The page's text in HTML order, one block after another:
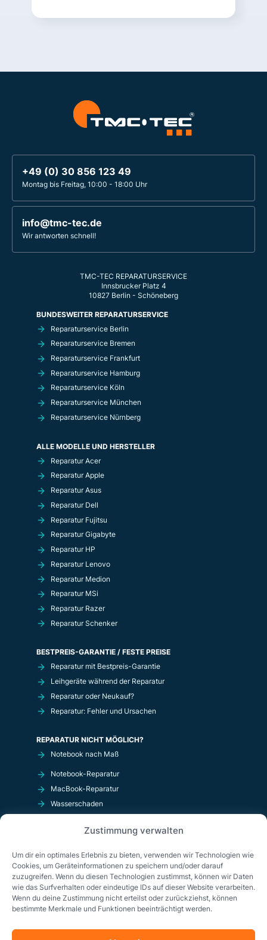
Zustimmung verwalten
Um dir ein optimales Erlebnis zu bieten, verwenden wir Technologien wie
Cookies, um Geräteinformationen zu speichern und/oder darauf
zuzugreifen. Wenn du diesen Technologien zustimmst, können wir Daten
wie das Surfverhalten oder eindeutige IDs auf dieser Website verarbeiten.
Wenn du deine Zustimmung nicht erteilst oder zurückziehst, können
bestimmte Merkmale und Funktionen beeinträchtigt werden.
+49 (0) 30 856 123 49
Montag bis Freitag, 10:00 - 18:00 Uhr
info@tmc-tec.de
Wir antworten schnell!
TMC-TEC REPARATURSERVICE
Innsbrucker Platz 4
10827 Berlin - Schöneberg
BUNDESWEITER REPARATURSERVICE
Reparaturservice Berlin
Reparaturservice Bremen
Reparaturservice Frankfurt
Reparaturservice Hamburg
Reparaturservice Köln
Reparaturservice München
Reparaturservice Nürnberg
ALLE MODELLE UND HERSTELLER
Reparatur Acer
Reparatur Apple
Reparatur Asus
Reparatur Dell
Reparatur Fujitsu
Reparatur Gigabyte
Reparatur HP
Reparatur Lenovo
Reparatur Medion
Reparatur MSi
Reparatur Razer
Reparatur Schenker
BESTPREIS-GARANTIE / FESTE PREISE
Reparatur mit Bestpreis-Garantie
Leihgeräte während der Reparatur
Reparatur oder Neukauf?
Reparatur: Fehler und Ursachen
REPARATUR NICHT MÖGLICH?
Notebook nach Maß
Notebook-Reparatur
MacBook-Reparatur
Wasserschaden
OnlineShop